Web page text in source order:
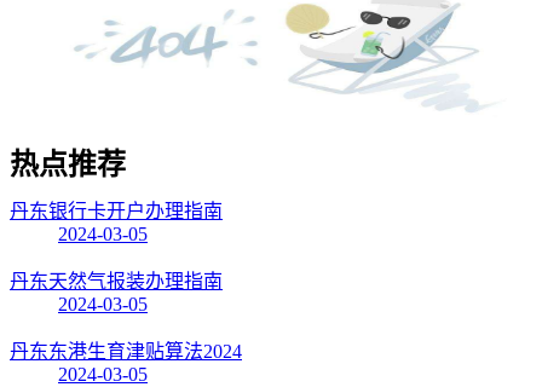
热点推荐
丹东银行卡开户办理指南
2024-03-05
丹东天然气报装办理指南
2024-03-05
丹东东港生育津贴算法2024
2024-03-05